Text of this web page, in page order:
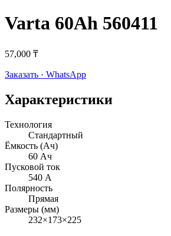
Varta 60Ah 560411
57,000 ₸
Заказать · WhatsApp
Характеристики
Технология
Стандартный
Ёмкость (Ач)
60 Ач
Пусковой ток
540 А
Полярность
Прямая
Размеры (мм)
232×173×225